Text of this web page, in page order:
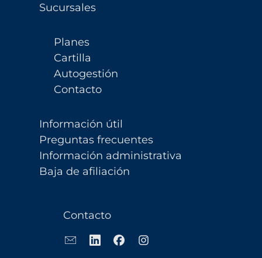
Sucursales
Planes
Cartilla
Autogestión
Contacto
Información útil
Preguntas frecuentes
Información administrativa
Baja de afiliación
Contacto